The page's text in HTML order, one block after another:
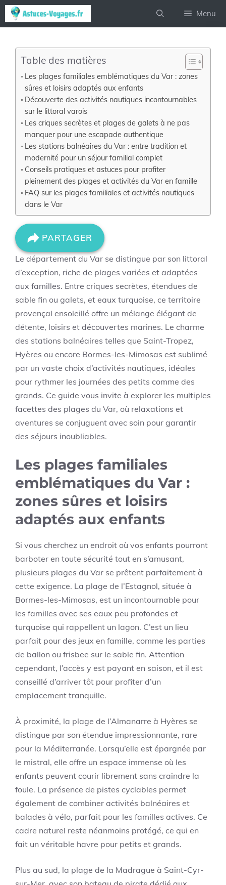
Aller
au
Menu
Table des matières
Les plages familiales emblématiques du Var : zones
sûres et loisirs adaptés aux enfants
Découverte des activités nautiques incontournables
sur le littoral varois
Les criques secrètes et plages de galets à ne pas
manquer pour une escapade authentique
Les stations balnéaires du Var : entre tradition et
modernité pour un séjour familial complet
Conseils pratiques et astuces pour profiter
pleinement des plages et activités du Var en famille
FAQ sur les plages familiales et activités nautiques
dans le Var
PARTAGER
Le département du Var se distingue par son littoral
d’exception, riche de plages variées et adaptées
aux familles. Entre criques secrètes, étendues de
sable fin ou galets, et eaux turquoise, ce territoire
provençal ensoleillé offre un mélange élégant de
détente, loisirs et découvertes marines. Le charme
des stations balnéaires telles que Saint-Tropez,
Hyères ou encore Bormes-les-Mimosas est sublimé
par un vaste choix d’activités nautiques, idéales
pour rythmer les journées des petits comme des
grands. Ce guide vous invite à explorer les multiples
facettes des plages du Var, où relaxations et
aventures se conjuguent avec soin pour garantir
des séjours inoubliables.
Les plages familiales
emblématiques du Var :
zones sûres et loisirs
adaptés aux enfants
Si vous cherchez un endroit où vos enfants pourront
barboter en toute sécurité tout en s’amusant,
plusieurs plages du Var se prêtent parfaitement à
cette exigence. La plage de l’Estagnol, située à
Bormes-les-Mimosas, est un incontournable pour
les familles avec ses eaux peu profondes et
turquoise qui rappellent un lagon. C’est un lieu
parfait pour des jeux en famille, comme les parties
de ballon ou frisbee sur le sable fin. Attention
cependant, l’accès y est payant en saison, et il est
conseillé d’arriver tôt pour profiter d’un
emplacement tranquille.
À proximité, la plage de l’Almanarre à Hyères se
distingue par son étendue impressionnante, rare
pour la Méditerranée. Lorsqu’elle est épargnée par
le mistral, elle offre un espace immense où les
enfants peuvent courir librement sans craindre la
foule. La présence de pistes cyclables permet
également de combiner activités balnéaires et
balades à vélo, parfait pour les familles actives. Ce
cadre naturel reste néanmoins protégé, ce qui en
fait un véritable havre pour petits et grands.
Plus au sud, la plage de la Madrague à Saint-Cyr-